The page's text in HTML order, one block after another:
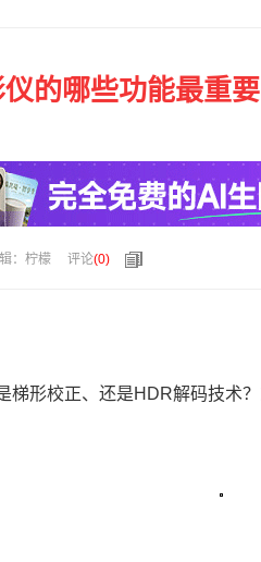
的哪些功能最重
：柠檬 评论(0)
梯形校正、还是HDR解码技术